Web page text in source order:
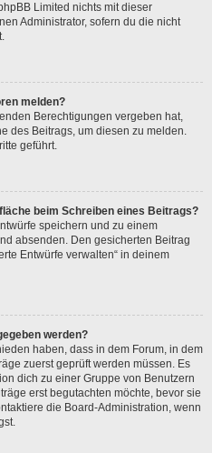
Limited nichts mit dieser
Administrator, sofern du die nicht
melden?
Berechtigungen vergeben hat,
des Beitrags, um diesen zu melden.
geführt.
beim Schreiben eines Beitrags?
speichern und zu einem
absenden. Den gesicherten Beitrag
Entwürfe verwalten“ in deinem
werden?
haben, dass in dem Forum, in dem
zuerst geprüft werden müssen. Es
dich zu einer Gruppe von Benutzern
erst begutachten möchte, bevor sie
die Board-Administration, wenn